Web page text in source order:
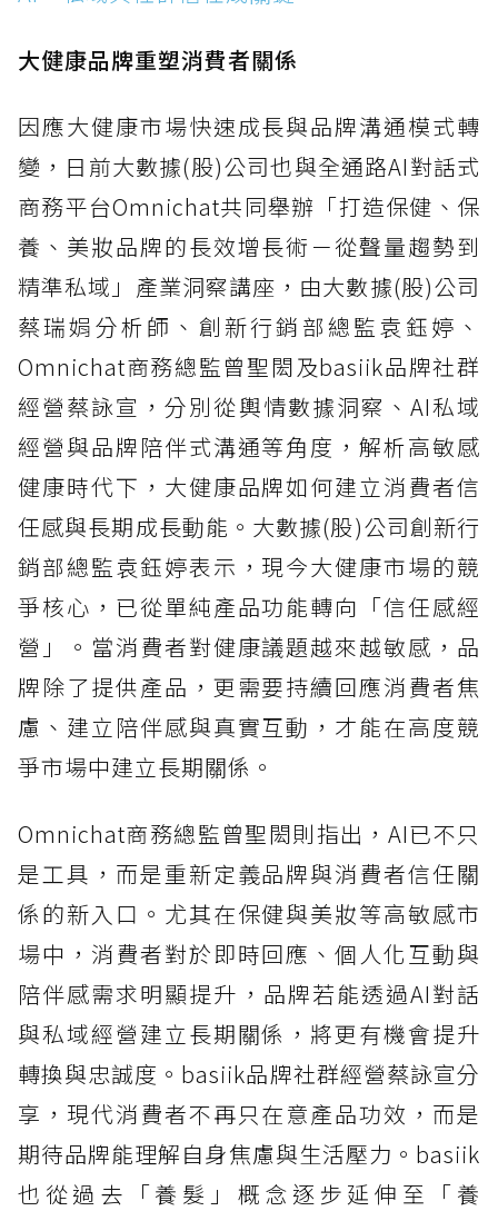
大健康品牌重塑消費者關係
因應大健康市場快速成長與品牌溝通模式轉
變，日前大數據(股)公司也與全通路AI對話式
商務平台Omnichat共同舉辦「打造保健、保
養、美妝品牌的長效增長術－從聲量趨勢到
精準私域」產業洞察講座，由大數據(股)公司
蔡瑞娟分析師、創新行銷部總監袁鈺婷、
Omnichat商務總監曾聖閎及basiik品牌社群
經營蔡詠宣，分別從輿情數據洞察、AI私域
經營與品牌陪伴式溝通等角度，解析高敏感
健康時代下，大健康品牌如何建立消費者信
任感與長期成長動能。大數據(股)公司創新行
銷部總監袁鈺婷表示，現今大健康市場的競
爭核心，已從單純產品功能轉向「信任感經
營」。當消費者對健康議題越來越敏感，品
牌除了提供產品，更需要持續回應消費者焦
慮、建立陪伴感與真實互動，才能在高度競
爭市場中建立長期關係。
Omnichat商務總監曾聖閎則指出，AI已不只
是工具，而是重新定義品牌與消費者信任關
係的新入口。尤其在保健與美妝等高敏感市
場中，消費者對於即時回應、個人化互動與
陪伴感需求明顯提升，品牌若能透過AI對話
與私域經營建立長期關係，將更有機會提升
轉換與忠誠度。basiik品牌社群經營蔡詠宣分
享，現代消費者不再只在意產品功效，而是
期待品牌能理解自身焦慮與生活壓力。basiik
也從過去「養髮」概念逐步延伸至「養